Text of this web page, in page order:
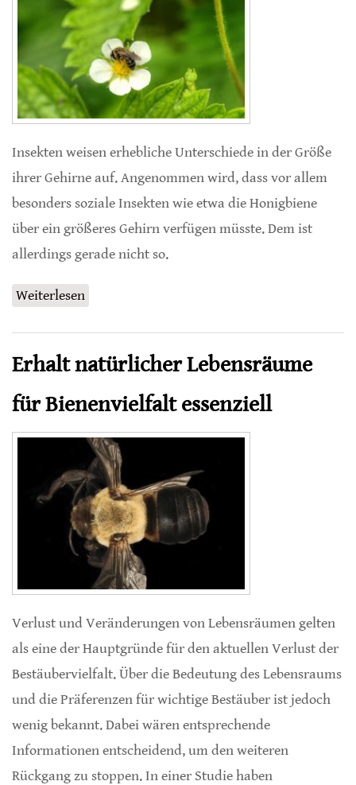
Insekten weisen erhebliche Unterschiede in der Größe
ihrer Gehirne auf. Angenommen wird, dass vor allem
besonders soziale Insekten wie etwa die Honigbiene
über ein größeres Gehirn verfügen müsste. Dem ist
allerdings gerade nicht so.
Weiterlesen
Erhalt natürlicher Lebensräume
für Bienenvielfalt essenziell
Verlust und Veränderungen von Lebensräumen gelten
als eine der Hauptgründe für den aktuellen Verlust der
Bestäubervielfalt. Über die Bedeutung des Lebensraums
und die Präferenzen für wichtige Bestäuber ist jedoch
wenig bekannt. Dabei wären entsprechende
Informationen entscheidend, um den weiteren
Rückgang zu stoppen. In einer Studie haben